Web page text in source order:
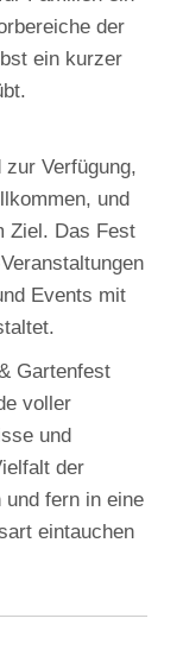
der
ein kurzer
Verfügung,
und
Ziel. Das Fest
Events mit
Gartenfest
voller
und
der
und fern in eine
eintauchen